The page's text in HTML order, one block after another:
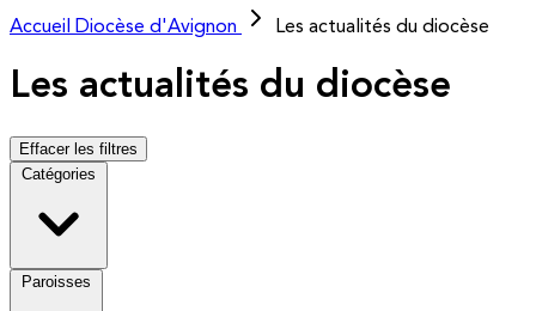
Accueil
Diocèse d'Avignon Les actualités du diocèse
Les actualités du diocèse
Effacer les filtres
Catégories
Paroisses